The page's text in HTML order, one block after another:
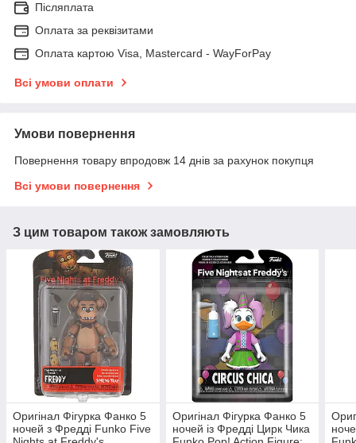
Післяплата
Оплата за реквізитами
Оплата картою Visa, Mastercard - WayForPay
Всі умови оплати
Умови повернення
Повернення товару впродовж 14 днів за рахунок покупця
Всі умови повернення
З цим товаром також замовляють
Оригінал Фігурка Фанко 5
ночей з Фредді Funko Five
Оригінал Фігурка Фанко 5
ночей із Фредді Цирк Чика